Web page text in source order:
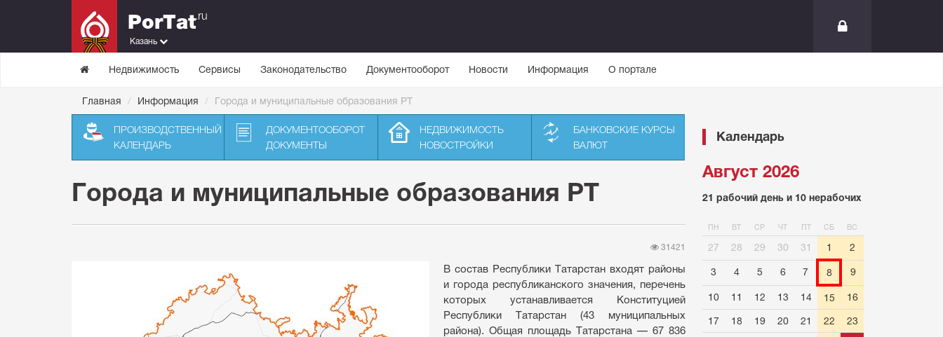
PorTat.ru
Казань
Недвижимость Сервисы Законодательство Документооборот Новости Информация О портале
Главная Информация Города и муниципальные образования РТ
ПРОИЗВОДСТВЕННЫЙ
КАЛЕНДАРЬ
ДОКУМЕНТООБОРОТ
ДОКУМЕНТЫ
НЕДВИЖИМОСТЬ
НОВОСТРОЙКИ
БАНКОВСКИЕ КУРСЫ
ВАЛЮТ
Города и муниципальные образования РТ
31421
В состав Республики Татарстан входят районы
и города республиканского значения, перечень
которых устанавливается Конституцией
Республики Татарстан (43 муниципальных
района). Общая площадь Татарстана — 67 836
Календарь
Август 2026
21 рабочий день и 10 нерабочих
ПН ВТ СР ЧТ ПТ СБ ВС
27 28 29 30 31 1 2
3 4 5 6 7 8 9
10 11 12 13 14 15 16
17 18 19 20 21 22 23